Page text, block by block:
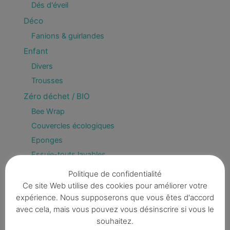
Dés d'éveil
Déco
Fanions & guirlandes
Enfant
Divers
Trousses
Zéro déchet / BIO
Bee Wrap
Couvercles écologiques
Eponges
Essuie-touts lavables
Filet à savon
Filtres à café
Lingettes démaquillantes
Pack Zéro déchet
Sachets de thé/infusion/rooibos
Politique de confidentialité
Ce site Web utilise des cookies pour améliorer votre
expérience. Nous supposerons que vous êtes d'accord
avec cela, mais vous pouvez vous désinscrire si vous le
souhaitez.